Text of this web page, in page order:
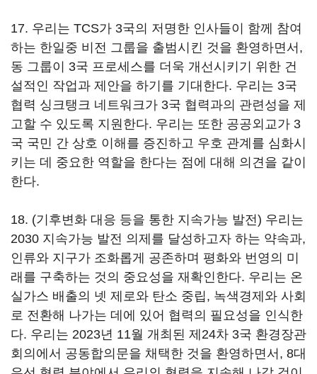
17. 우리는 TCS가 3국의 저명한 인사들이 함께 참여
하는 한일중 비전 그룹을 출범시킨 것을 환영하면서,
동 그룹이 3국 프로세스를 더욱 개선시키기 위한 건
설적인 작업과 제안을 하기를 기대한다. 우리는 3국
협력 싱크탱크 네트워크가 3국 협력과의 관련성을 제
고할 수 있도록 지원한다. 우리는 또한 공공외교가 3
국 국민 간 상호 이해를 증진하고 우호 관계를 심화시
키는 데 중요한 역할을 한다는 점에 대해 의견을 같이
한다.
18. (기후변화 대응 등을 통한 지속가능 발전) 우리는
2030 지속가능 발전 의제를 달성하고자 하는 약속과,
인류와 지구가 조화롭게 공존하며 평화와 번영의 미
래를 구축하는 것의 중요성을 재확인한다. 우리는 온
실가스 배출의 넷 제로와 탄소 중립, 녹색경제와 사회
로 전환해 나가는 데에 있어 협력의 필요성을 인식한
다. 우리는 2023년 11월 개최된 제24차 3국 환경장관
회의에서 공동합의문을 채택한 것을 환영하면서, 8대